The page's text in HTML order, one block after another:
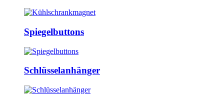
Spiegelbuttons
Schlüsselanhänger